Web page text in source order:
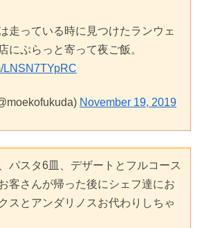
走っている時に見つけたランウェ
にぷらっと寄って夜ご飯。
LNSN7TYpRC
November 19, 2019
パスタ6皿、デザートとフルコース
客さんが帰った後にシェフ達にお
スとアンダリノスお代わりしちゃ